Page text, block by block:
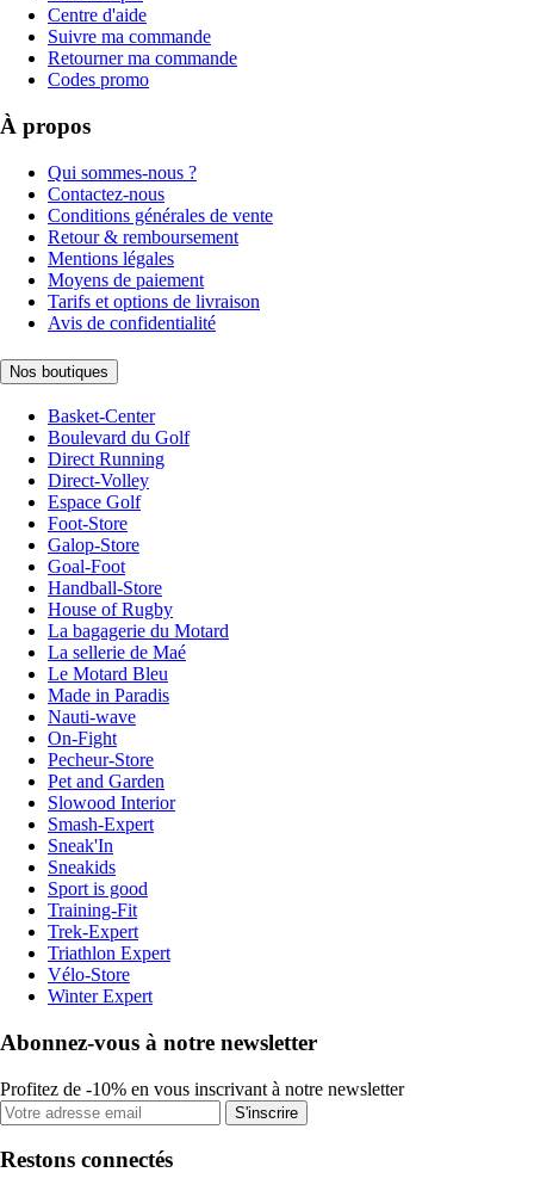
Centre d'aide
Suivre ma commande
Retourner ma commande
Codes promo
À propos
Qui sommes-nous ?
Contactez-nous
Conditions générales de vente
Retour & remboursement
Mentions légales
Moyens de paiement
Tarifs et options de livraison
Avis de confidentialité
Nos boutiques
Basket-Center
Boulevard du Golf
Direct Running
Direct-Volley
Espace Golf
Foot-Store
Galop-Store
Goal-Foot
Handball-Store
House of Rugby
La bagagerie du Motard
La sellerie de Maé
Le Motard Bleu
Made in Paradis
Nauti-wave
On-Fight
Pecheur-Store
Pet and Garden
Slowood Interior
Smash-Expert
Sneak'In
Sneakids
Sport is good
Training-Fit
Trek-Expert
Triathlon Expert
Vélo-Store
Winter Expert
Abonnez-vous à notre newsletter
Profitez de -10% en vous inscrivant à notre newsletter
S'inscrire
Restons connectés